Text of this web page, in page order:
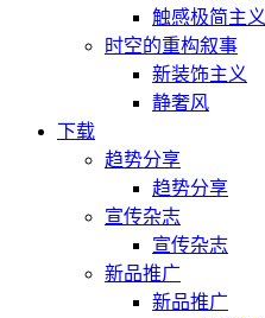
触感极简主义
时空的重构叙事
新装饰主义
静奢风
下载
趋势分享
趋势分享
宣传杂志
宣传杂志
新品推广
新品推广